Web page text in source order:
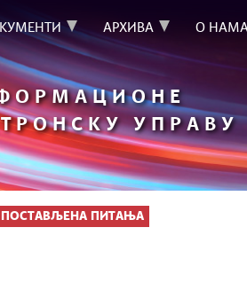
АРХИВА О
УПРАВУ
ПОСТАВЉЕНА ПИТАЊА